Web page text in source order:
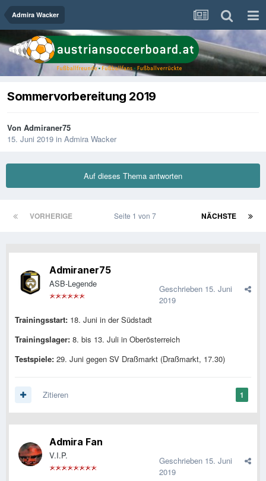
Admira Wacker
Sommervorbereitung 2019
Von Admiraner75
15. Juni 2019 in Admira Wacker
Auf dieses Thema antworten
VORHERIGE NÄCHSTE
Seite 1 von 7
Admiraner75
ASB-Legende Geschrieben 15. Juni
2019
Trainingsstart: 18. Juni in der Südstadt
Trainingslager: 8. bis 13. Juli in Oberösterreich
Testspiele: 29. Juni gegen SV Draßmarkt (Draßmarkt, 17.30)
1
Zitieren
Admira Fan
V.I.P. Geschrieben 15. Juni
2019